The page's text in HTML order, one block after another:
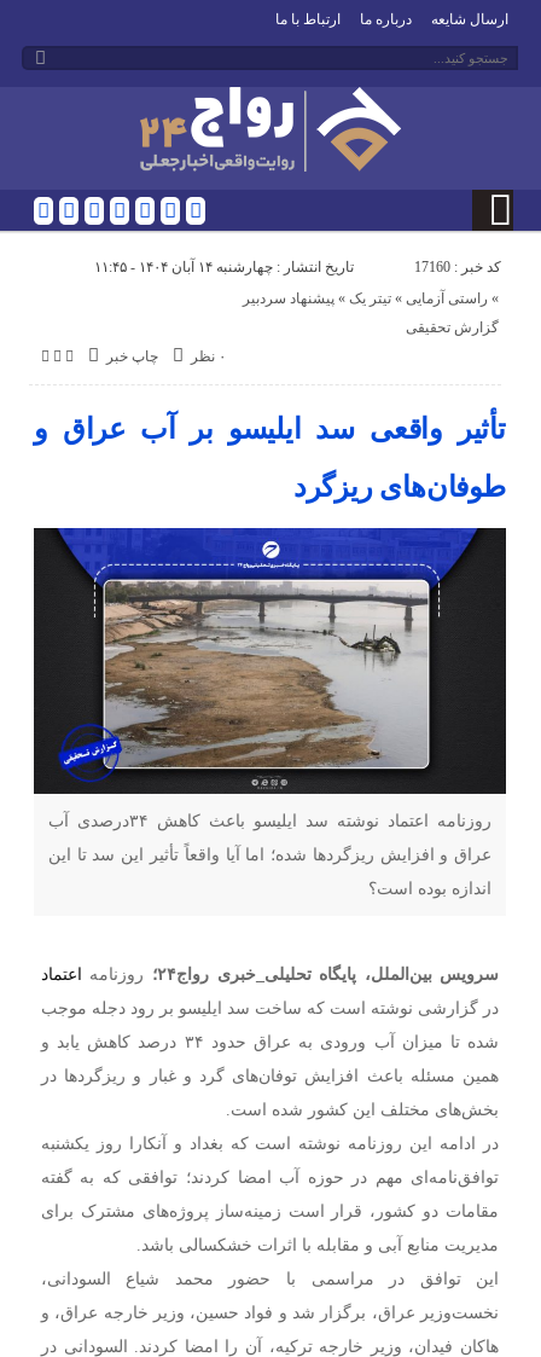
ارسال شایعه درباره ما ارتباط با ما
کد خبر : 17160 تاریخ انتشار : چهارشنبه ۱۴ آبان ۱۴۰۴ - ۱۱:۴۵
چاپ خبر ۰ نظر
پیشنهاد سردبیر « تیتر یک « راستی آزمایی «
گزارش تحقیقی
تأثیر واقعی سد ایلیسو بر آب عراق و
طوفان‌های ریزگرد
روزنامه اعتماد نوشته سد ایلیسو باعث کاهش ۳۴درصدی آب
عراق و افزایش ریزگردها شده؛ اما آیا واقعاً تأثیر این سد تا این
اندازه بوده است؟
سرویس بین‌الملل، پایگاه تحلیلی _خبری رواج۲۴؛ روزنامه اعتماد
در گزارشی نوشته است که ساخت سد ایلیسو بر رود دجله موجب
شده تا میزان آب ورودی به عراق حدود ۳۴ درصد کاهش یابد و
همین مسئله باعث افزایش توفان‌های گرد و غبار و ریزگردها در
بخش‌های مختلف این کشور شده است.
در ادامه این روزنامه نوشته است که بغداد و آنکارا روز یکشنبه
توافق‌نامه‌ای مهم در حوزه آب امضا کردند؛ توافقی که به گفته
مقامات دو کشور، قرار است زمینه‌ساز پروژه‌های مشترک برای
مدیریت منابع آبی و مقابله با اثرات خشکسالی باشد.
این توافق در مراسمی با حضور محمد شیاع السودانی،
نخست‌وزیر عراق، برگزار شد و فواد حسین، وزیر خارجه عراق، و
هاکان فیدان، وزیر خارجه ترکیه، آن را امضا کردند. السودانی در